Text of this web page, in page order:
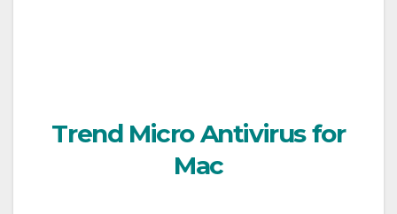
Trend Micro Antivirus for
Mac